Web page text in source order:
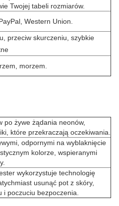
Twojej tabeli rozmiarów.
Western Union.
przeciw skurczeniu, szybkie
morzem.
po żywe żądania neonów,
które przekraczają oczekiwania.
odpornymi na wyblaknięcie
kolorze, wspieranymi
wykorzystuje technologię
usunąć pot z skóry,
poczuciu bezpoczenia.